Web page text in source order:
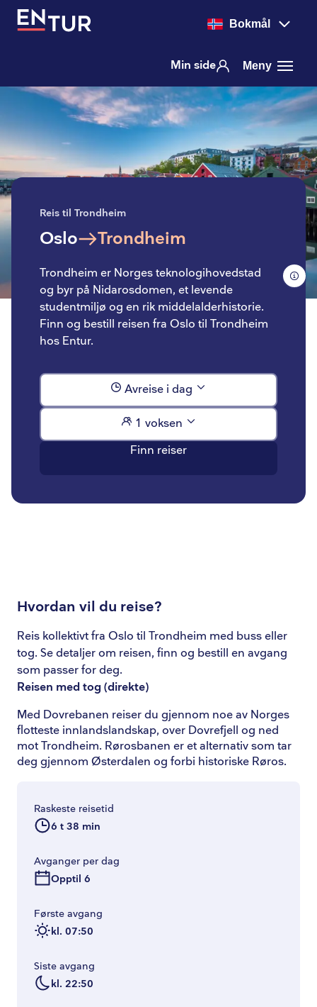
Bokmål
Min side Meny
Reis til Trondheim
Oslo Trondheim
Trondheim er Norges teknologihovedstad
og byr på Nidarosdomen, et levende
studentmiljø og en rik middelalderhistorie.
Finn og bestill reisen fra Oslo til Trondheim
hos Entur.
Avreise i dag
1 voksen
Finn reiser
Hvordan vil du reise?
Reis kollektivt fra Oslo til Trondheim med buss eller
tog. Se detaljer om reisen, finn og bestill en avgang
som passer for deg.
Reisen med tog (direkte)
Med Dovrebanen reiser du gjennom noe av Norges
flotteste innlandslandskap, over Dovrefjell og ned
mot Trondheim. Rørosbanen er et alternativ som tar
deg gjennom Østerdalen og forbi historiske Røros.
Raskeste reisetid
6 t 38 min
Avganger per dag
Opptil 6
Første avgang
kl. 07:50
Siste avgang
kl. 22:50